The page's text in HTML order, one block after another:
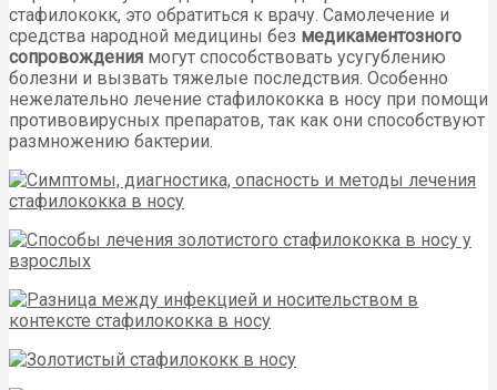
стафилококк, это обратиться к врачу. Самолечение и
средства народной медицины без медикаментозного
сопровождения могут способствовать усугублению
болезни и вызвать тяжелые последствия. Особенно
нежелательно лечение стафилококка в носу при помощи
противовирусных препаратов, так как они способствуют
размножению бактерии.